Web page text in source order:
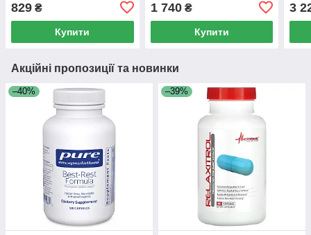
829 ₴
Купити
1 740₴
Купити
3
Акційні пропозиції та новинки
–40% –39%